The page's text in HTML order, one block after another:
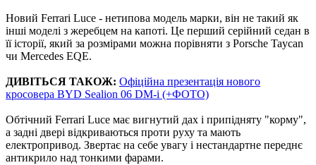
Новий Ferrari Luce - нетипова модель марки, він не такий як
інші моделі з жеребцем на капоті. Це перший серійний седан в
її історії, який за розмірами можна порівняти з Porsche Taycan
чи Mercedes EQE.
ДИВІТЬСЯ ТАКОЖ: Офіційна презентація нового
кросовера BYD Sealion 06 DM-i (+ФОТО)
Обтічний Ferrari Luce має вигнутий дах і припідняту "корму",
а задні двері відкриваються проти руху та мають
електропривод. Звертає на себе увагу і нестандартне переднє
антикрило над тонкими фарами.